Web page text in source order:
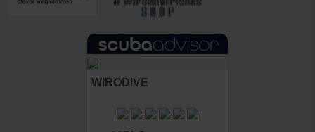
WIRODIVE